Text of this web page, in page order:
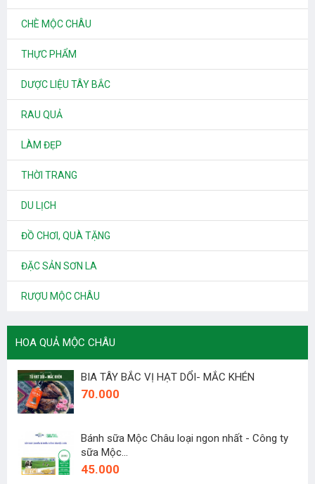
CHÈ MỘC CHÂU
THỰC PHẨM
DƯỢC LIỆU TÂY BẮC
RAU QUẢ
LÀM ĐẸP
THỜI TRANG
DU LỊCH
ĐỒ CHƠI, QUÀ TẶNG
ĐẶC SẢN SƠN LA
RƯỢU MỘC CHÂU
HOA QUẢ MỘC CHÂU
BIA TÂY BẮC VỊ HẠT DỔI- MẮC KHÉN
70.000
Bánh sữa Mộc Châu loại ngon nhất - Công ty
sữa Mộc...
45.000